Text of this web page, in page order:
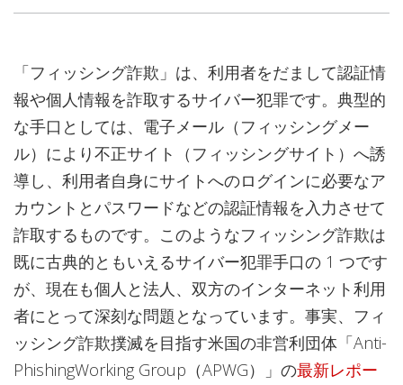
「フィッシング詐欺」は、利用者をだまして認証情
報や個人情報を詐取するサイバー犯罪です。典型的
な手口としては、電子メール（フィッシングメー
ル）により不正サイト（フィッシングサイト）へ誘
導し、利用者自身にサイトへのログインに必要なア
カウントとパスワードなどの認証情報を入力させて
詐取するものです。このようなフィッシング詐欺は
既に古典的ともいえるサイバー犯罪手口の 1 つです
が、現在も個人と法人、双方のインターネット利用
者にとって深刻な問題となっています。事実、フィ
ッシング詐欺撲滅を目指す米国の非営利団体「Anti-
PhishingWorking Group（APWG）」の最新レポー